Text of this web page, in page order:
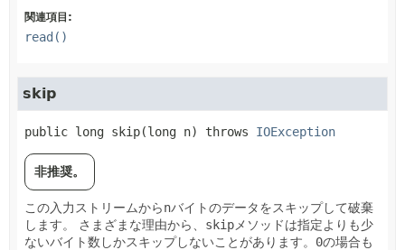
関連項目:
read()
skip
public long skip(long n) throws IOException
非推奨。
この入力ストリームからnバイトのデータをスキップして破棄
します。
さまざまな理由から、 skip メソッドは指定よりも少
ないバイト数しかスキップしないことがあります。 0の場合も